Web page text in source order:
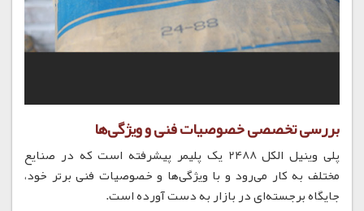
بررسی تخصصی خصوصیات فنی و ویژگی‌ها
پلی وینیل الکل 2488 یک پلیمر پیشرفته است که در صنایع
مختلف به کار می‌رود و با ویژگی‌ها و خصوصیات فنی برتر خود،
جایگاه برجسته‌ای در بازار به دست آورده است.